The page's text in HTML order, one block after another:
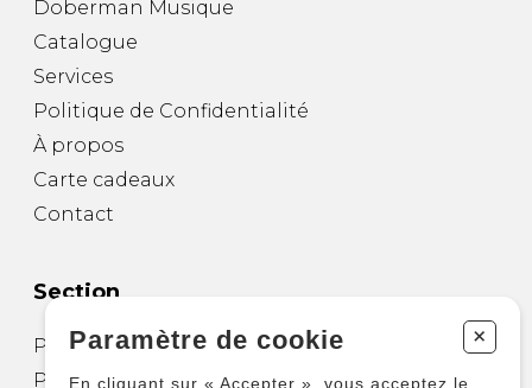
Doberman Musique
Catalogue
Services
Politique de Confidentialité
À propos
Carte cadeaux
Contact
Section
Partitions pour guitare
Partitions pour autres instruments
Paramètre de cookie +
En cliquant sur « Accepter », vous acceptez le